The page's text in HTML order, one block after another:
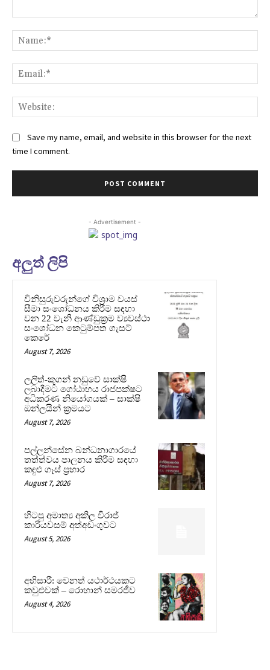
Save my name, email, and website in this browser for the next
time I comment.
- Advertisement -
අලුත් ලිපි
විනිසුරුවරුන්ගේ විශ්‍රාම වයස්
සීමා සංශෝධනය කිරීම සඳහා
වන 22 වැනි ආණ්ඩුක්‍රම ව්‍යවස්ථා
සංශෝධන කෙටුම්පත ගැසට්
කෙරේ
August 7, 2026
ලලිත්-කූගන් නඩුවේ සාක්ෂි
ලබාදීමට ගෝඨාභය රාජපක්ෂට
අධිකරණ නියෝගයක් – සාක්ෂි
ඔන්ලයින් ක්‍රමයට
August 7, 2026
පල්ලන්සේන බන්ධනාගාරයේ
තත්ත්වය පාලනය කිරීම සඳහා
කඳුළු ගෑස් ප්‍රහාර
August 7, 2026
හිටපු අමාත්‍ය අකිල විරාජ්
කාරියවසම් අත්අඩංගුවට
August 5, 2026
අභිසාරී: වෙනත් යථාර්ථයකට
කවුළුවක් – රොහාන් සමරජීව
August 4, 2026